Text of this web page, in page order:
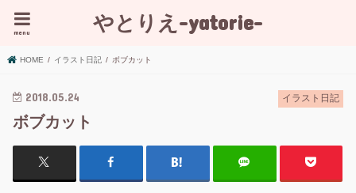
やとりえ-yatorie-
menu
HOME イラスト日記 ボブカット
イラスト日記
2018.05.24
ボブカット